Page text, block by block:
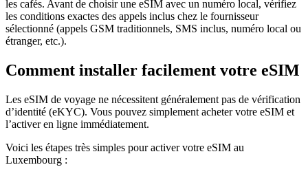
les cafés. Avant de choisir une eSIM avec un numéro local, vérifiez
les conditions exactes des appels inclus chez le fournisseur
sélectionné (appels GSM traditionnels, SMS inclus, numéro local ou
étranger, etc.).
Comment installer facilement votre eSIM
Les eSIM de voyage ne nécessitent généralement pas de vérification
d’identité (eKYC). Vous pouvez simplement acheter votre eSIM et
l’activer en ligne immédiatement.
Voici les étapes très simples pour activer votre eSIM au
Luxembourg :